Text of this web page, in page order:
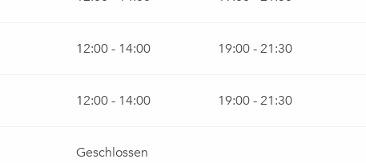
12:00 - 14:00 19:00 - 21:30
12:00 - 14:00 19:00 - 21:30
Geschlossen